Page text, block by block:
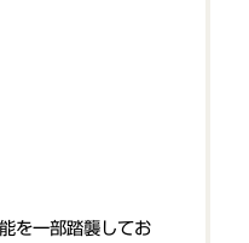
を一部踏襲してお